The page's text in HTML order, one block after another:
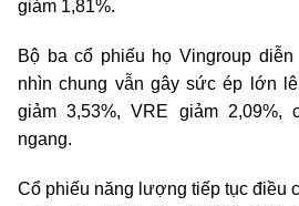
giảm 1,81%.
Bộ ba cổ phiếu họ Vingroup
nhìn chung vẫn gây sức ép lớn
giảm 3,53%, VRE giảm 2,09%,
ngang.
Cổ phiếu năng lượng tiếp tục điều